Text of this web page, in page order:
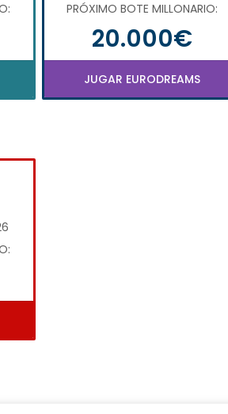
PRÓXIMO BOTE MILLONARIO:
20.000€
JUGAR EURODREAMS